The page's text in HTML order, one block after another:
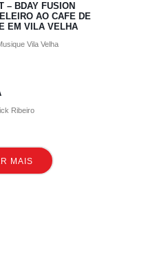
– BDAY FUSION
AO CAFE DE
EM VILA VELHA
Vila Velha
Ribeiro
MAIS